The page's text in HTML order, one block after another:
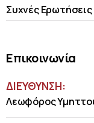
Συχνές Ερωτήσεις
Επικοινωνία
ΔΙΕΥΘΥΝΣΗ:
Λεωφόρος